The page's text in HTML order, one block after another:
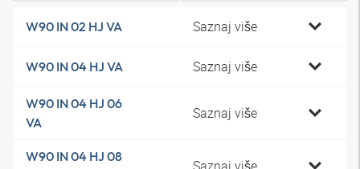
W90 IN 02 HJ VA Saznaj više
W90 IN 04 HJ VA Saznaj više
W90 IN 04 HJ 06
VA
Saznaj više
W90 IN 04 HJ 08